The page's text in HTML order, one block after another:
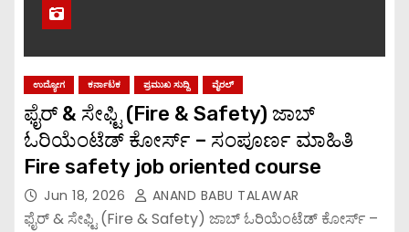
ಉದ್ಯೋಗ ಕರ್ನಾಟಕ ಪ್ರಮುಖ ಸುದ್ದಿ ವೈರಲ್
ಫೈರ್ & ಸೇಫ್ಟಿ (Fire & Safety) ಜಾಬ್
ಓರಿಯೆಂಟೆಡ್ ಕೋರ್ಸ್ – ಸಂಪೂರ್ಣ ಮಾಹಿತಿ
Fire safety job oriented course
Jun 18, 2026 ANAND BABU TALAWAR
ಫೈರ್ & ಸೇಫ್ಟಿ (Fire & Safety) ಜಾಬ್ ಓರಿಯೆಂಟೆಡ್ ಕೋರ್ಸ್ –